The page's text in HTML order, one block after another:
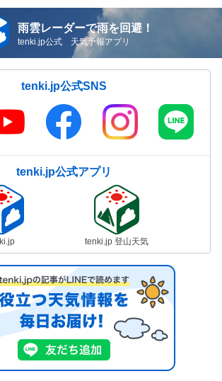
雨雲レーダーで雨を回避！
tenki.jp公式 天気予報アプリ
tenki.jp公式SNS
tenki.jp公式アプリ
tenki.jp 登山天気